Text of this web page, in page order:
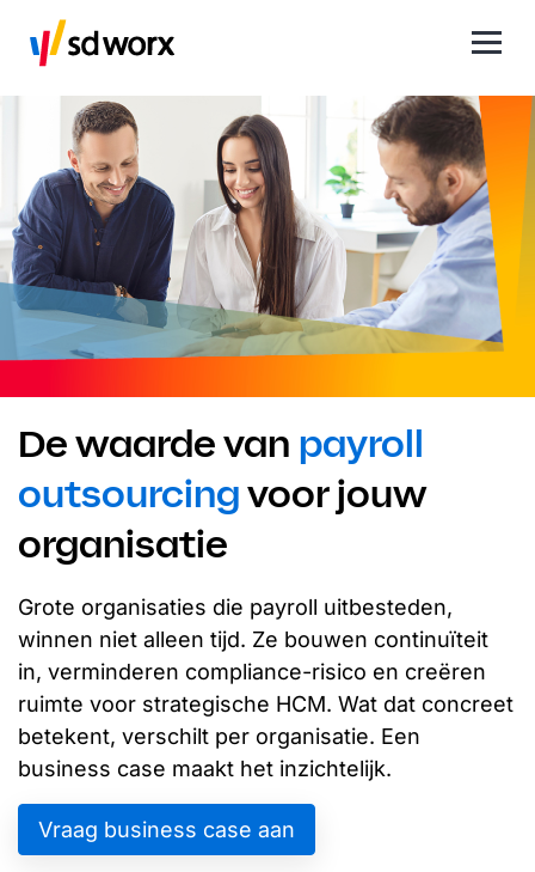
De waarde van payroll
outsourcingvoor jouw
organisatie
Grote organisaties die payroll uitbesteden,
winnen niet alleen tijd. Ze bouwen continuïteit
in, verminderen compliance-risico en creëren
ruimte voor strategische HCM. Wat dat concreet
betekent, verschilt per organisatie. Een
business case maakt het inzichtelijk.
Vraag business case aan